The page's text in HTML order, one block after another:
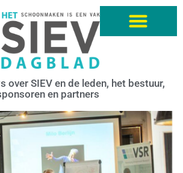
over SIEV en de leden, het bestuur,
en partners